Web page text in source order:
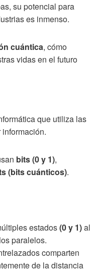
su potencial para
es inmenso.
cuántica, cómo
vidas en el futuro
que utiliza las
bits(0 y 1),
(bits cuánticos).
estados(0 y 1)al
paralelos.
comparten
de la distancia